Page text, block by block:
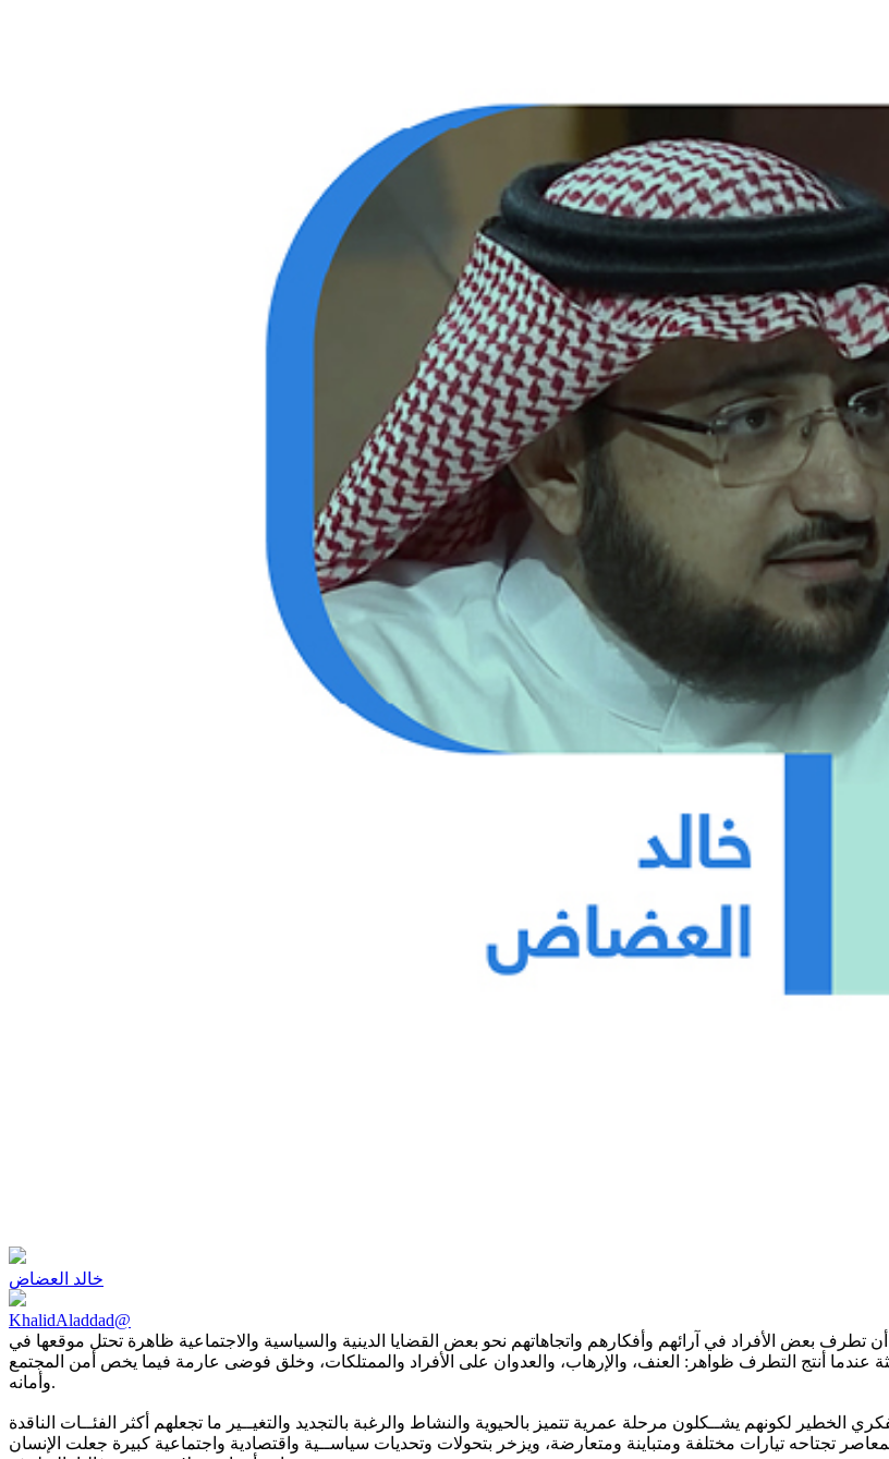
خالد العضاض
KhalidAladdad@
تطرف بعض الأفراد في آرائهم وأفكارهم واتجاهاتهم نحو بعض القضايا الدينية والسياسية والاجتماعية ظاهرة تحتل موقعها في
عندما أنتج التطرف ظواهر: العنف، والإرهاب، والعدوان على الأفراد والممتلكات، وخلق فوضى عارمة فيما يخص أمن المجتمع
وأمانه.
لكونهم يشــكلون مرحلة عمرية تتميز بالحيوية والنشاط والرغبة بالتجديد والتغيــير ما تجعلهم أكثر الفئــات الناقدة
المعاصر تجتاحه تيارات مختلفة ومتباينة ومتعارضة، ويزخر بتحولات وتحديات سياســية واقتصادية واجتماعية كبيرة جعلت الإنسان